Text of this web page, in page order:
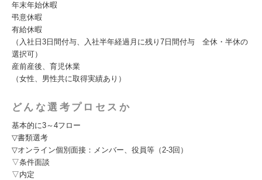
年末年始休暇
弔意休暇
有給休暇
（入社日3日間付与、入社半年経過月に残り7日間付与 全休・半休の
選択可）
産前産後、育児休業
（女性、男性共に取得実績あり）
どんな選考プロセスか
基本的に3～4フロー
▽書類選考
▽オンライン個別面接：メンバー、役員等（2-3回）
▽条件面談
▽内定